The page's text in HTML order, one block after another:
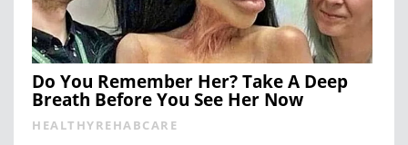
Do You Remember Her? Take A Deep
Breath Before You See Her Now
HEALTHYREHABCARE